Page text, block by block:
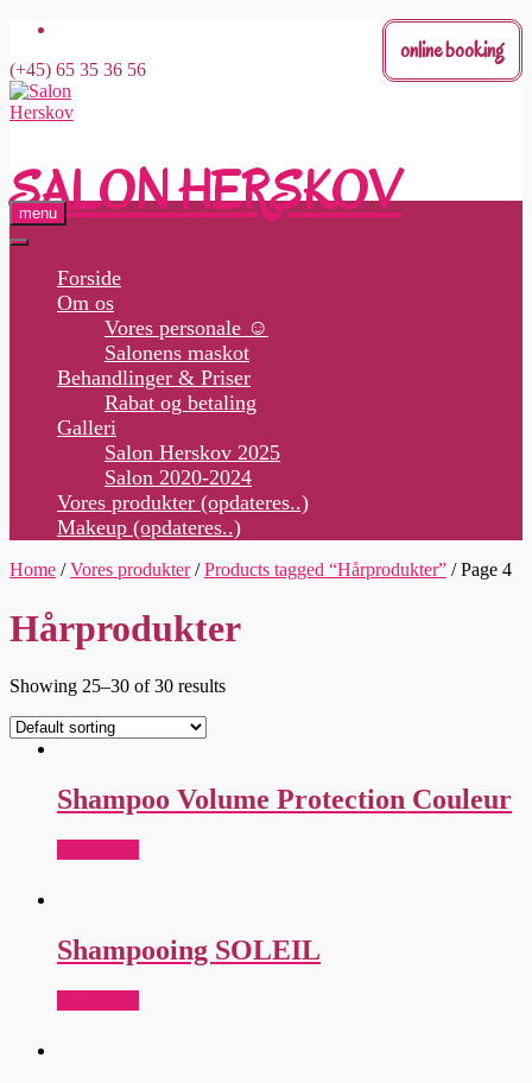
Skip
content
online booking
(+45) 65 35 36 56
SALON HERSKOV
menu
Forside
Om os
Vores personale ☺
Salonens maskot
Behandlinger & Priser
Rabat og betaling
Galleri
Salon Herskov 2025
Salon 2020-2024
Vores produkter (opdateres..)
Makeup (opdateres..)
Home /Vores produkter/Products tagged “Hårprodukter” / Page 4
Hårprodukter
Showing 25–30 of 30 results
Shampoo Volume Protection Couleur
Shampooing SOLEIL